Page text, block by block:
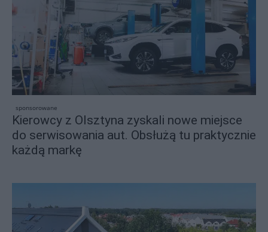
sponsorowane
Kierowcy z Olsztyna zyskali nowe miejsce
do serwisowania aut. Obsłużą tu praktycznie
każdą markę